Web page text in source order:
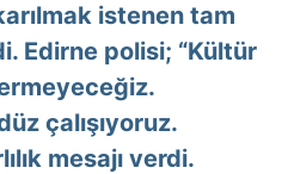
istenen tam
Edirne polisi; “Kültür
çalışıyoruz.
mesajı verdi.